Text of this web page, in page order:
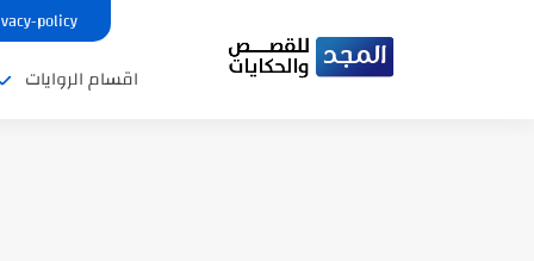
policy
اقسام الروايات